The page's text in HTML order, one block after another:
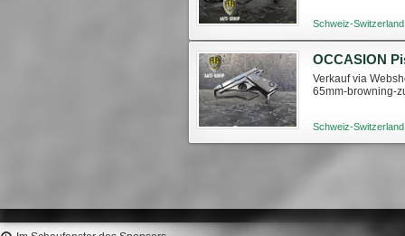
Schweiz-
Verkauf via
65mm-browning-
Schweiz-